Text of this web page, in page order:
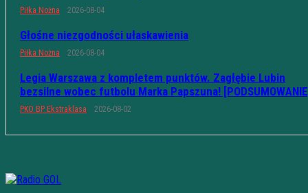
Piłka Nożna 2026-08-04
Głośne niezgodności ułaskawienia
Piłka Nożna 2026-08-04
Legia Warszawa z kompletem punktów. Zagłębie Lubin
bezsilne wobec futbolu Marka Papszuna!
PKO BP Ekstraklasa 2026-08-02